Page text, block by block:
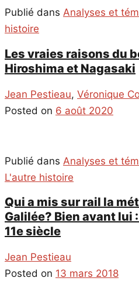
Publié dans Analyses et
histoire
Les vraies raisons du
Hiroshima et Nagasaki
Jean Pestieau, Véronique
Posted on 6 août 2020
Publié dans Analyses et
L'autre histoire
Qui a mis sur rail la
Galilée? Bien avant lui
11e siècle
Jean Pestieau
Posted on 13 mars 2018